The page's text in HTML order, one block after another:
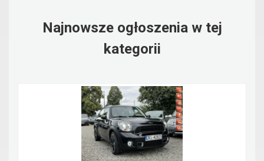
Najnowsze ogłoszenia w tej
kategorii